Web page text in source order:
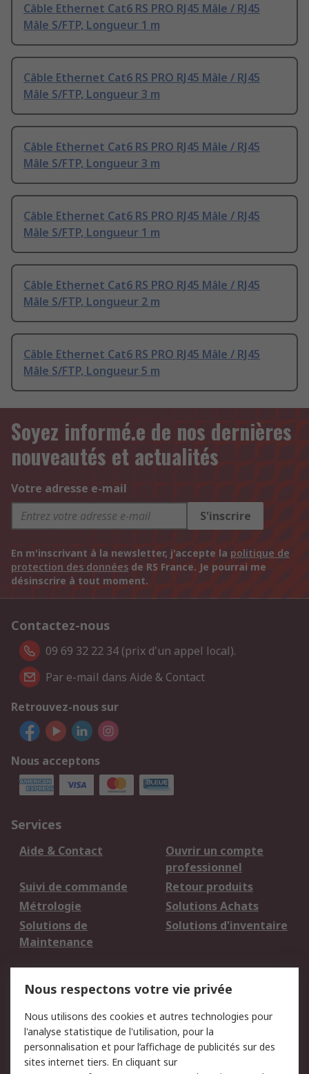
Câble Ethernet Cat6 RS PRO RJ45 Mâle / RJ45
Mâle S/FTP, Longueur 1 m
Câble Ethernet Cat6 RS PRO RJ45 Mâle / RJ45
Mâle S/FTP, Longueur 3 m
Câble Ethernet Cat6 RS PRO RJ45 Mâle / RJ45
Mâle S/FTP, Longueur 3 m
Câble Ethernet Cat6 RS PRO RJ45 Mâle / RJ45
Mâle S/FTP, Longueur 1 m
Câble Ethernet Cat6 RS PRO RJ45 Mâle / RJ45
Mâle S/FTP, Longueur 2 m
Câble Ethernet Cat6 RS PRO RJ45 Mâle / RJ45
Mâle S/FTP, Longueur 5 m
Soyez informé.e de nos dernières
nouveautés et actualités
Votre adresse e-mail
S'inscrire
En m'inscrivant à la newsletter, j'accepte la politique de
protection des données de RS France. Je pourrai me
désinscrire à tout moment.
Contactez-nous
09 69 32 22 34 (prix d'un appel local).
Par e-mail dans Aide & Contact
Retrouvez-nous sur
Nous acceptons
Services
Aide & Contact
Ouvrir un compte
professionnel
Suivi de commande
Retour produits
Métrologie
Solutions Achats
Solutions de
Maintenance
Solutions d'inventaire
du site
Politique de protection
des données - Mise à
Sécurité des E-mails
Nous respectons votre vie privée
Nous utilisons des cookies et autres technologies pour
l'analyse statistique de l'utilisation, pour la
personnalisation et pour l’affichage de publicités sur des
sites internet tiers. En cliquant sur